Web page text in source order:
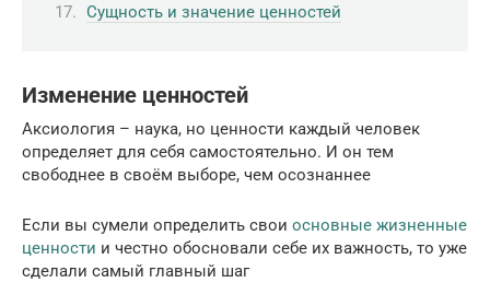
Сущность и значение ценностей
Изменение ценностей
Аксиология – наука, но ценности каждый человек
определяет для себя самостоятельно. И он тем
свободнее в своём выборе, чем осознаннее
Если вы сумели определить свои основные жизненные
ценности и честно обосновали себе их важность, то уже
сделали самый главный шаг